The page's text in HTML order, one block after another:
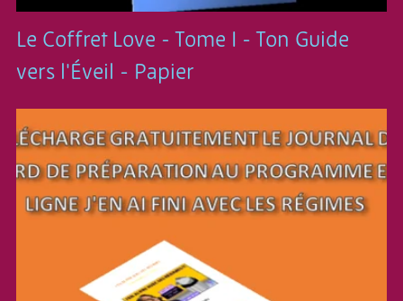
Le Coffret Love - Tome I - Ton Guide
vers l'Éveil - Papier